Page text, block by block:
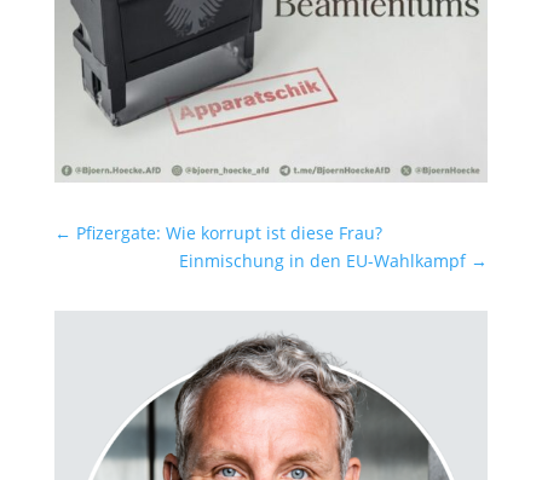
← Pfizergate: Wie korrupt ist diese Frau?
Einmischung in den EU-Wahlkampf→